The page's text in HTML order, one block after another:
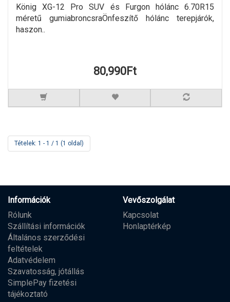
König XG-12 Pro SUV és Furgon hólánc 6.70R15
méretű gumiabroncsraÖnfeszítő hólánc terepjárók,
haszon..
80,990Ft
Tételek: 1 - 1 / 1 (1 oldal)
Információk
Rólunk
Szállítási információk
Általános szerződési
feltételek
Adatvédelem
Szavatosság, jótállás
SimplePay fizetési
tájékoztató
Vevőszolgálat
Kapcsolat
Honlaptérkép